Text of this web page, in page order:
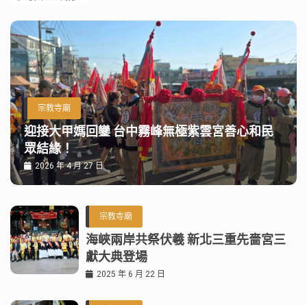
宗教寺廟
迎接大甲媽回鑾 台中霧峰無極紫雲宮善心和民
眾結緣！
2026 年 4 月 27 日
宗教寺廟
海峽兩岸共祭伏羲 新北三重先嗇宮三
獻大典登場
2025 年 6 月 22 日